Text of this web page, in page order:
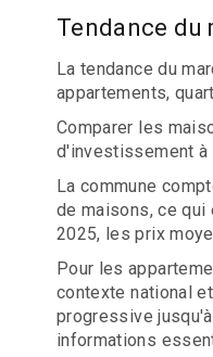
Tendance du
La tendance du
appartements,
Comparer les
d'investissement à
La commune
de maisons, ce
2025, les prix
Pour les
contexte national
progressive
informations